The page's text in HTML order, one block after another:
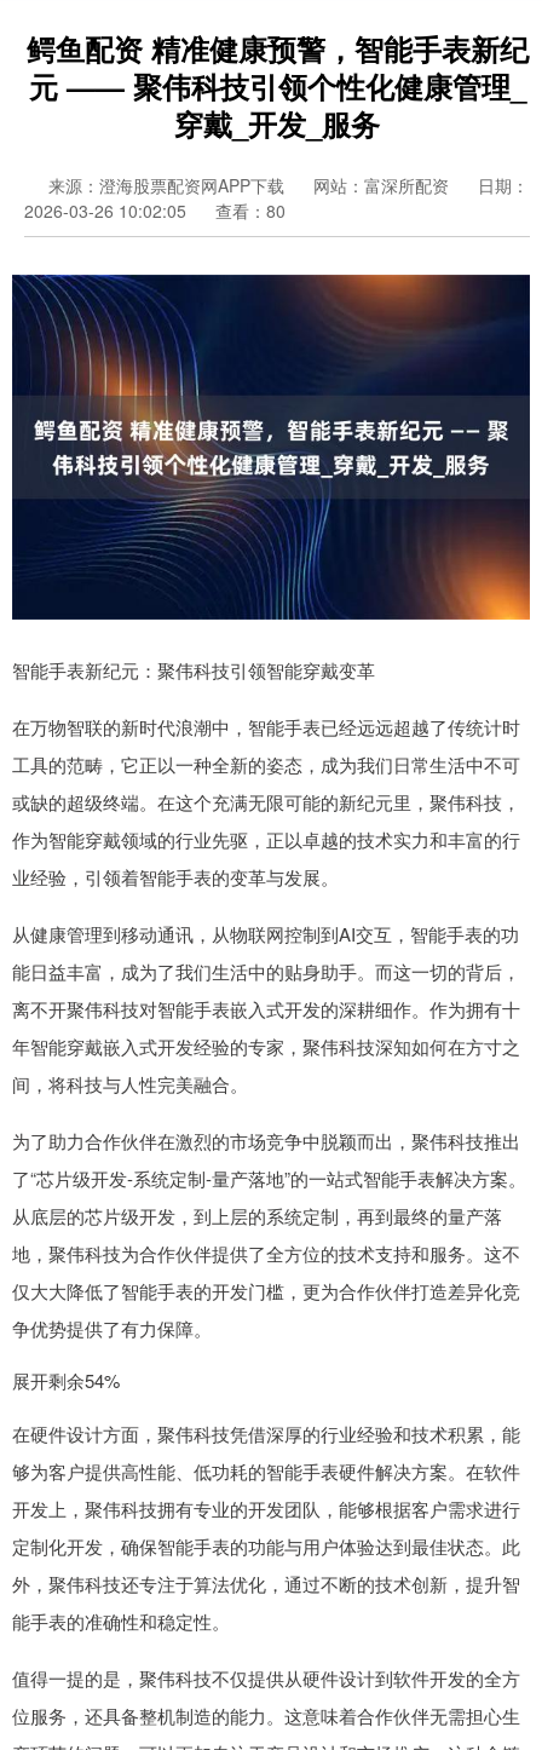
鳄鱼配资 精准健康预警，智能手表新纪
元 —— 聚伟科技引领个性化健康管理_
穿戴_开发_服务
来源：澄海股票配资网APP下载 网站：富深所配资
日期：
2026-03-26 10:02:05
查看：80
智能手表新纪元：聚伟科技引领智能穿戴变革
在万物智联的新时代浪潮中，智能手表已经远远超越了传统计时
工具的范畴，它正以一种全新的姿态，成为我们日常生活中不可
或缺的超级终端。在这个充满无限可能的新纪元里，聚伟科技，
作为智能穿戴领域的行业先驱，正以卓越的技术实力和丰富的行
业经验，引领着智能手表的变革与发展。
从健康管理到移动通讯，从物联网控制到AI交互，智能手表的功
能日益丰富，成为了我们生活中的贴身助手。而这一切的背后，
离不开聚伟科技对智能手表嵌入式开发的深耕细作。作为拥有十
年智能穿戴嵌入式开发经验的专家，聚伟科技深知如何在方寸之
间，将科技与人性完美融合。
为了助力合作伙伴在激烈的市场竞争中脱颖而出，聚伟科技推出
了“芯片级开发-系统定制-量产落地”的一站式智能手表解决方案。
从底层的芯片级开发，到上层的系统定制，再到最终的量产落
地，聚伟科技为合作伙伴提供了全方位的技术支持和服务。这不
仅大大降低了智能手表的开发门槛，更为合作伙伴打造差异化竞
争优势提供了有力保障。
展开剩余54%
在硬件设计方面，聚伟科技凭借深厚的行业经验和技术积累，能
够为客户提供高性能、低功耗的智能手表硬件解决方案。在软件
开发上，聚伟科技拥有专业的开发团队，能够根据客户需求进行
定制化开发，确保智能手表的功能与用户体验达到最佳状态。此
外，聚伟科技还专注于算法优化，通过不断的技术创新，提升智
能手表的准确性和稳定性。
值得一提的是，聚伟科技不仅提供从硬件设计到软件开发的全方
位服务，还具备整机制造的能力。这意味着合作伙伴无需担心生